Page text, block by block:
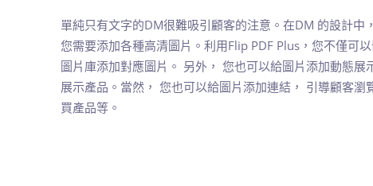
單純只有文字的DM很難吸引顧客的注意。在DM 的設計中
您需要添加各種高清圖片。利用Flip PDF Plus，您不僅可
圖片庫添加對應圖片。 另外， 您也可以給圖片添加動態展
展示產品。當然， 您也可以給圖片添加連結， 引導顧客瀏
買產品等。